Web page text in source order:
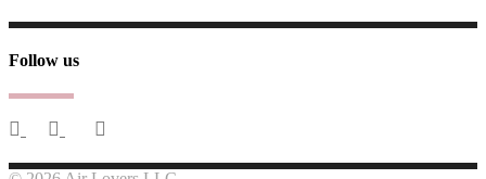
Follow us